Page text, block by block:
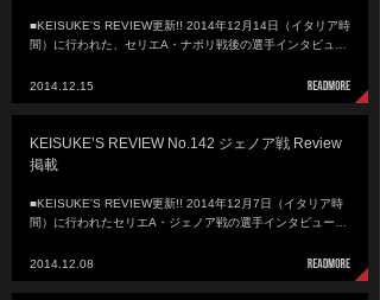
■KEISUKE'S REVIEW更新!! 2014年12月14日（イタリア時
間）に行われた、セリエA・ナポリ戦後の選手インタビュ…
2014.12.15
KEISUKE’S REVIEW No.142 ジェノア戦 Review
掲載
■KEISUKE'S REVIEW更新!! 2014年12月7日（イタリア時
間）に行われたセリエA・ジェノア戦の選手インタビュー…
2014.12.08